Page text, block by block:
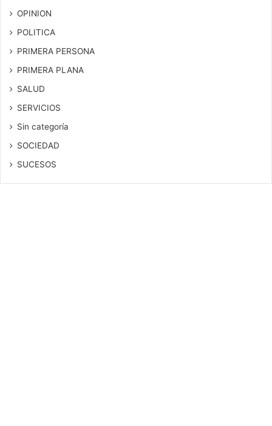
OPINION
POLITICA
PRIMERA PERSONA
PRIMERA PLANA
SALUD
SERVICIOS
Sin categoría
SOCIEDAD
SUCESOS